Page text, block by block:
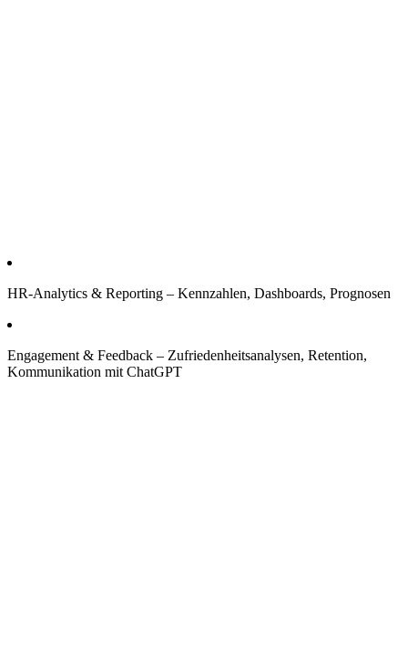
HR-Analytics & Reporting – Kennzahlen, Dashboards, Prognosen
Engagement & Feedback – Zufriedenheitsanalysen, Retention,
Kommunikation mit ChatGPT